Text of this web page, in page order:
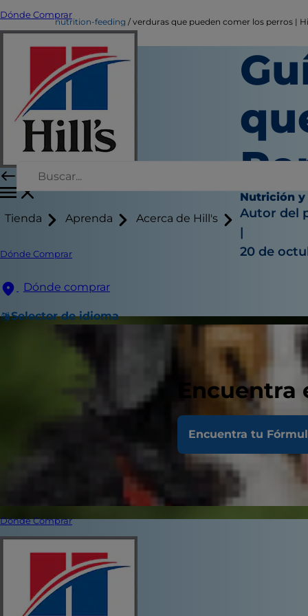
Dónde Comprar
Tienda Aprenda Acerca de Hill's
Dónde Comprar
Dónde comprar
Selector de idioma
Encuentra tu
Dónde Comprar
nutrition-feeding verduras que pueden comer los perros |
Nutrición
Autor del
|
20 de